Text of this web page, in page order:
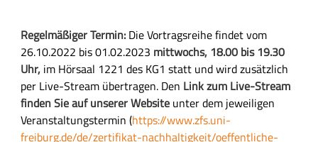
b
u
n
g
Regelmäßiger Termin:Die Vortragsreihe findet vom
26.10.2022 bis 01.02.2023 mittwochs, 18.00 bis 19.30
Uhr,im Hörsaal 1221 des KG1 statt und wird zusätzlich
per Live-Stream übertragen. Den Link zum Live-Stream
finden Sie auf unserer Websiteunter dem jeweiligen
Veranstaltungstermin (https://www.zfs.uni-
freiburg.de/de/zertifikat-nachhaltigkeit/oeffentliche-